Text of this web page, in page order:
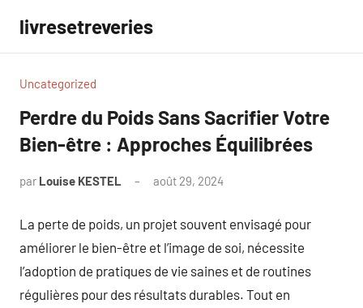
contenu
livresetreveries
Uncategorized
Perdre du Poids Sans Sacrifier Votre
Bien-être : Approches Équilibrées
par Louise KESTEL août 29, 2024
La perte de poids, un projet souvent envisagé pour
améliorer le bien-être et l’image de soi, nécessite
l’adoption de pratiques de vie saines et de routines
régulières pour des résultats durables. Tout en